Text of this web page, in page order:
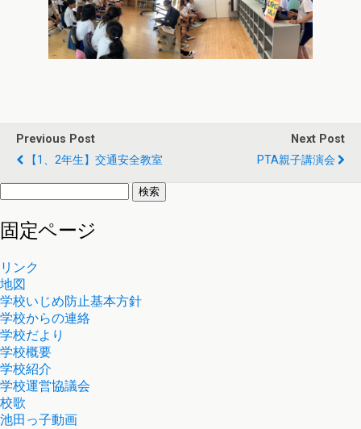
Previous Post
【1、2年生】交通安全教室
Next Post
PTA親子講演会
検
固定ページ
リンク
地図
学校いじめ防止基本方針
学校からの連絡
学校だより
学校概要
学校紹介
学校運営協議会
校歌
池田っ子動画